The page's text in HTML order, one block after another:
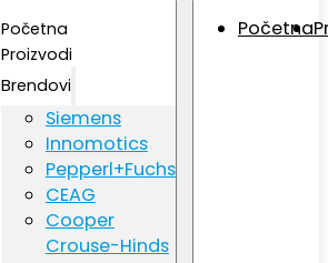
Početna
Proizvodi
Brendovi
Siemens
Innomotics
Pepperl+Fuchs
CEAG
Cooper
Crouse-Hinds
Početna